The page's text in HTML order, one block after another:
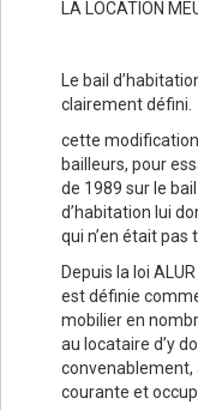
LA LOCATION
Le bail
clairement défini.
cette
bailleurs, pour
de 1989 sur le
d’habitation lui
qui n’en était pas
Depuis la loi
est définie
mobilier en
au locataire d’y
convenablement,
courante et